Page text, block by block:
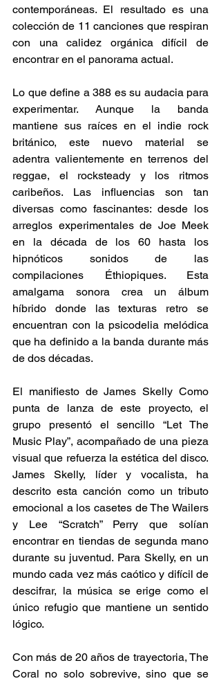
contemporáneas. El resultado es una
colección de 11 canciones que respiran
con una calidez orgánica difícil de
encontrar en el panorama actual.
Lo que define a 388 es su audacia para
experimentar. Aunque la banda
mantiene sus raíces en el indie rock
británico, este nuevo material se
adentra valientemente en terrenos del
reggae, el rocksteady y los ritmos
caribeños. Las influencias son tan
diversas como fascinantes: desde los
arreglos experimentales de Joe Meek
en la década de los 60 hasta los
hipnóticos sonidos de las
compilaciones Éthiopiques. Esta
amalgama sonora crea un álbum
híbrido donde las texturas retro se
encuentran con la psicodelia melódica
que ha definido a la banda durante más
de dos décadas.
El manifiesto de James Skelly Como
punta de lanza de este proyecto, el
grupo presentó el sencillo “Let The
Music Play”, acompañado de una pieza
visual que refuerza la estética del disco.
James Skelly, líder y vocalista, ha
descrito esta canción como un tributo
emocional a los casetes de The Wailers
y Lee “Scratch” Perry que solían
encontrar en tiendas de segunda mano
durante su juventud. Para Skelly, en un
mundo cada vez más caótico y difícil de
descifrar, la música se erige como el
único refugio que mantiene un sentido
lógico.
Con más de 20 años de trayectoria, The
Coral no solo sobrevive, sino que se